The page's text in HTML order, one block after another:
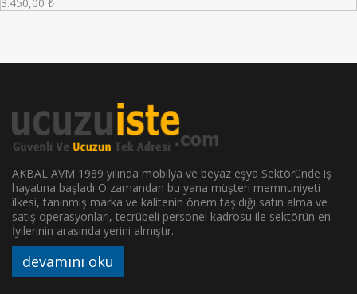
AKBAL AVM 1989 yılında mobilya ve beyaz eşya Sektöründe iş
hayatına başladı O zamandan bu yana müşteri memnuniyeti
ilkesi, tanınmış marka ve kalitenin önem taşıdığı satın alma ve
satış operasyonları, tecrübeli personel kadrosu ile sektörün en
İyilerinin arasında yerini almıştır.
devamını oku